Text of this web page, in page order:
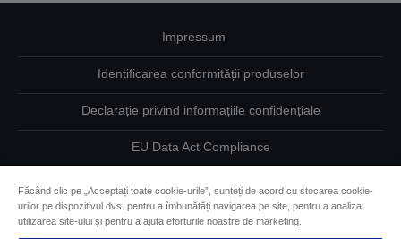
Impressum
Identificarea conformității produselor
Declarație privind informațiile confidențiale
EU Data Act Compliance
Informaţii despre modulele cookie
Făcând clic pe „Acceptați toate cookie-urile”, sunteți de acord cu stocarea cookie-
urilor pe dispozitivul dvs. pentru a îmbunătăți navigarea pe site, pentru a analiza
utilizarea site-ului și pentru a ajuta eforturile noastre de marketing.